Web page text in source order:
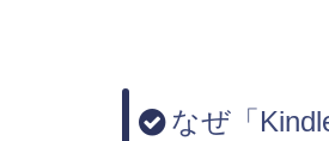
なぜ「